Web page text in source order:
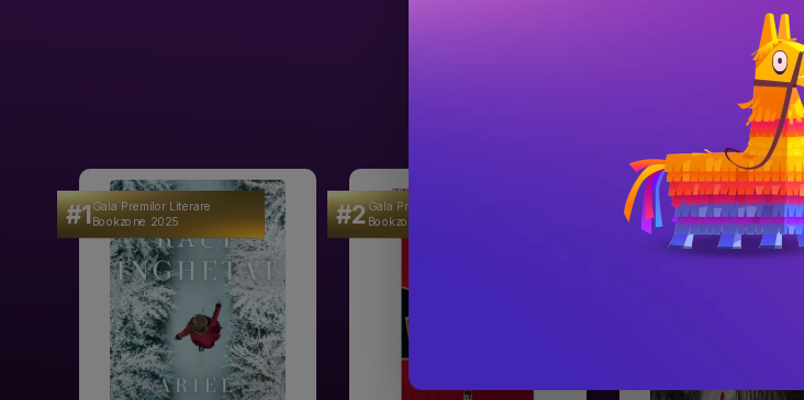
#1Gala Premilor Literare
Bookzone 2025 #2Gala Premilor Literare
Bookzone 2025 #3 Gala Premilor Literare
Bookzone 2025